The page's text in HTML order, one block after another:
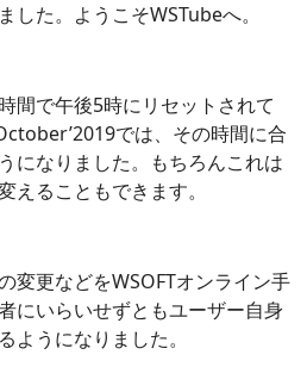
した。ようこそWSTubeへ。
間で午後5時にリセットされて
では、その時間に合
になりました。もちろんこれは
えることもできます。
変更などをWSOFTオンライン手
にいらいせずともユーザー自身
ようになりました。